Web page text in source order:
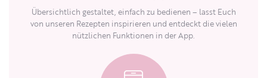
Übersichtlich gestaltet, einfach zu bedienen – lasst Euch
von unseren Rezepten inspirieren und entdeckt die vielen
nützlichen Funktionen in der App.